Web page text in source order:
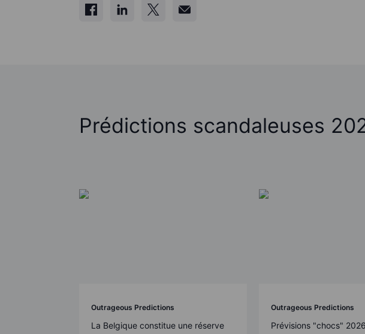
Prédictions scandaleuses
Outrageous Predictions
La Belgique constitue une réserve
Outrageous Predictions
Prévisions "chocs" 2026